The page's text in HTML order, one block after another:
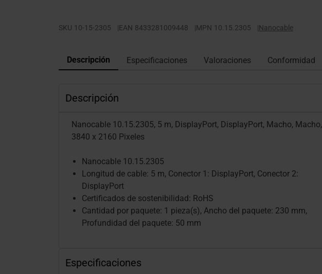
SKU 10-15-2305 |EAN 8433281009448 |MPN 10.15.2305 |Nanocable
Descripción Especificaciones Valoraciones Conformidad
Descripción
Nanocable 10.15.2305, 5 m, DisplayPort, DisplayPort, Macho, Macho,
3840 x 2160 Pixeles
Nanocable 10.15.2305
Longitud de cable: 5 m, Conector 1: DisplayPort, Conector 2:
DisplayPort
Certificados de sostenibilidad: RoHS
Cantidad por paquete: 1 pieza(s), Ancho del paquete: 230 mm,
Profundidad del paquete: 50 mm
Especificaciones